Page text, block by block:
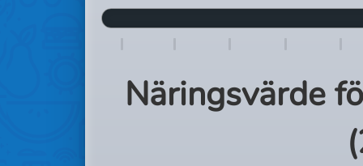
Näringsvärde
(